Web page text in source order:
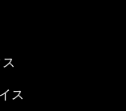
ス